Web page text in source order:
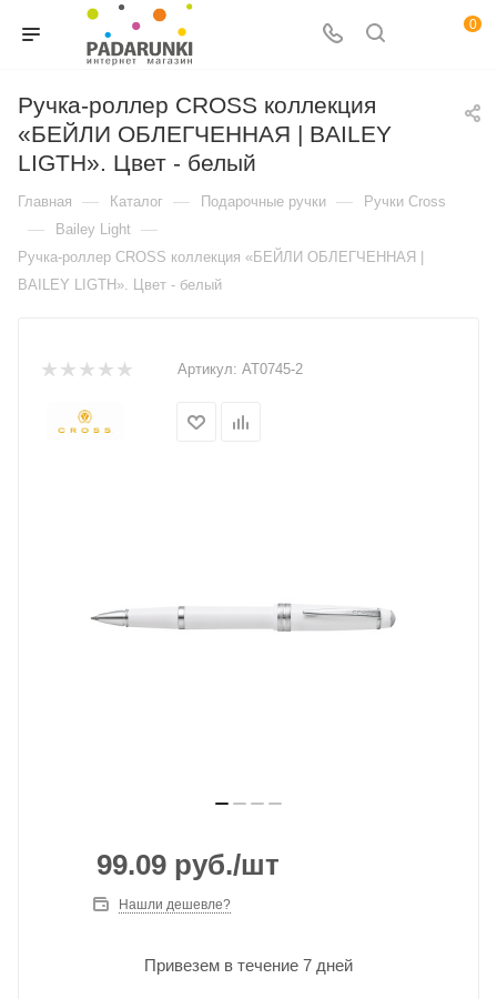
0
Ручка-роллер CROSS коллекция
«БЕЙЛИ ОБЛЕГЧЕННАЯ | BAILEY
LIGTH». Цвет - белый
Главная — Каталог — Подарочные ручки — Ручки Cross
— Bailey Light —
Ручка-роллер CROSS коллекция «БЕЙЛИ ОБЛЕГЧЕННАЯ |
BAILEY LIGTH». Цвет - белый
Артикул: AT0745-2
99.09 руб./шт
Нашли дешевле?
Привезем в течение 7 дней